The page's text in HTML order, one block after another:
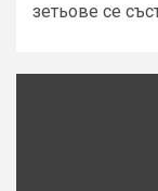
зетьове се